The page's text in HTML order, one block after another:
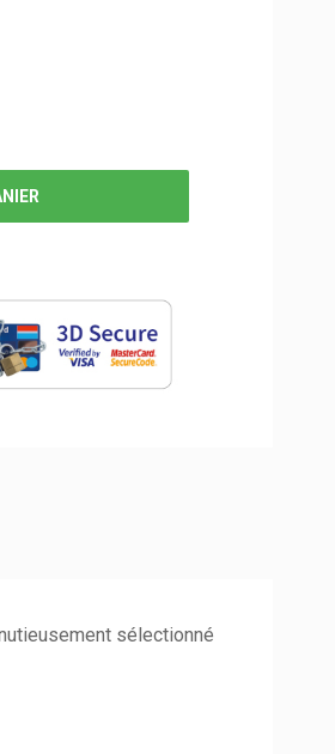
sélectionné